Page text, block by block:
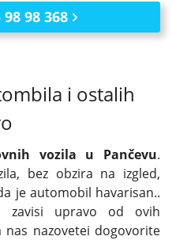
98 368
i ostalih
vozila u Pančevu.
bez obzira na izgled,
je automobil havarisan..
zavisi upravo od ovih
nazovetei dogovorite